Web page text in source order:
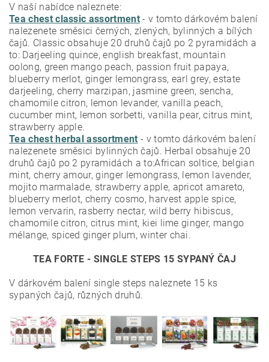
V naší nabídce naleznete:
Tea chest classic assortment- v tomto dárkovém balení
nalezenete směsici černých, zlených, bylinných a bílých
čajů. Classic obsahuje 20 druhů čajů po 2 pyramidách a
to: Darjeeling quince, english breakfast, mountain
oolong, green mango peach, passion fruit papaya,
blueberry merlot, ginger lemongrass, earl grey, estate
darjeeling, cherry marzipan, jasmine green, sencha,
chamomile citron, lemon levander, vanilla peach,
cucumber mint, lemon sorbetti, vanilla pear, citrus mint,
strawberry apple.
Tea chest herbal assortment - v tomto dárkovém balení
nalezenete směsici bylinných čajů. Herbal obsahuje 20
druhů čajů po 2 pyramidách a to:African soltice, belgian
mint, cherry amour, ginger lemongrass, lemon lavender,
mojito marmalade, strawberry apple, apricot amareto,
blueberry merlot, cherry cosmo, harvest apple spice,
lemon vervarin, rasberry nectar, wild berry hibiscus,
chamomile citron, citrus mint, kiei lime ginger, mango
mélange, spiced ginger plum, winter chai.
TEA FORTE - SINGLE STEPS 15 SYPANÝ ČAJ
V dárkovém balení single steps naleznete 15 ks
sypaných čajů, různých druhů.